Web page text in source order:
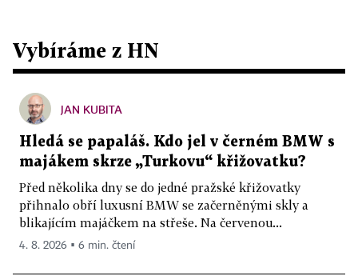
Vybíráme z HN
JAN KUBITA
Hledá se papaláš. Kdo jel v černém BMW s
majákem skrze „Turkovu“ křižovatku?
Před několika dny se do jedné pražské křižovatky
přihnalo obří luxusní BMW se začerněnými skly a
blikajícím majáčkem na střeše. Na červenou...
4. 8. 2026 ▪ 6 min. čtení